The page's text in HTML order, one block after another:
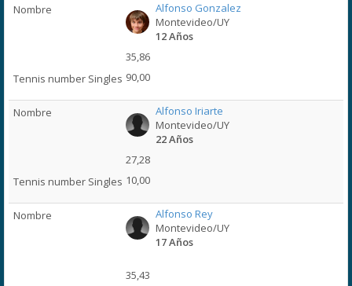
Alfonso Gonzalez
Montevideo/UY
12 Años
35,86
90,00
Alfonso Iriarte
Montevideo/UY
22 Años
27,28
10,00
Alfonso Rey
Montevideo/UY
17 Años
35,43